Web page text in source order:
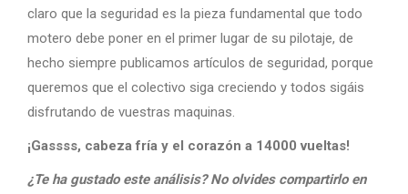
claro que la seguridad es la pieza fundamental que todo
motero debe poner en el primer lugar de su pilotaje, de
hecho siempre publicamos artículos de seguridad, porque
queremos que el colectivo siga creciendo y todos sigáis
disfrutando de vuestras maquinas.
¡Gassss, cabeza fría y el corazón a 14000 vueltas!
¿Te ha gustado este análisis? No olvides compartirlo en